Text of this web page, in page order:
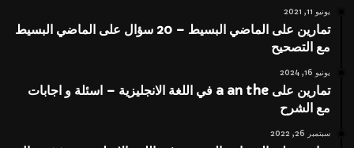
يونيو 11, 2021
تمارين على الماضي البسيط – 20 سؤال على الماضي البسيط
مع التصحيح
يونيو 16, 2024
تمارين على a an the في اللغة الانجليزية – اسئلة و اجابات
مع الشرح
سبتمبر 26, 2022